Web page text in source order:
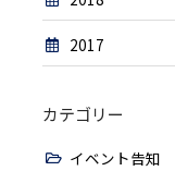
2017
カテゴリー
イベント告知